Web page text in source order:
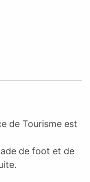
de Tourisme est
de foot et de